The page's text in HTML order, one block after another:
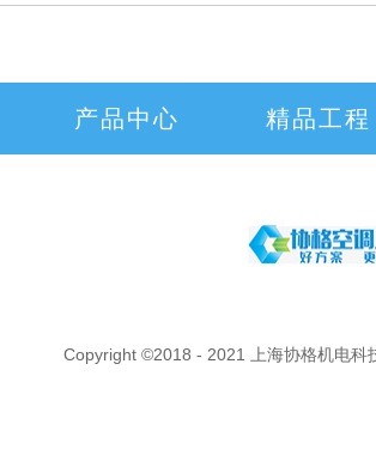
产品中心 精品工程
Copyright ©2018 - 2021 上海协格机电